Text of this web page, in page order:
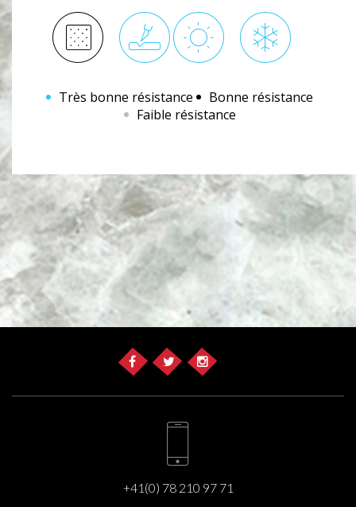
Très bonne résistance
Bonne résistance
Faible résistance
+41(0) 78 210 97 71